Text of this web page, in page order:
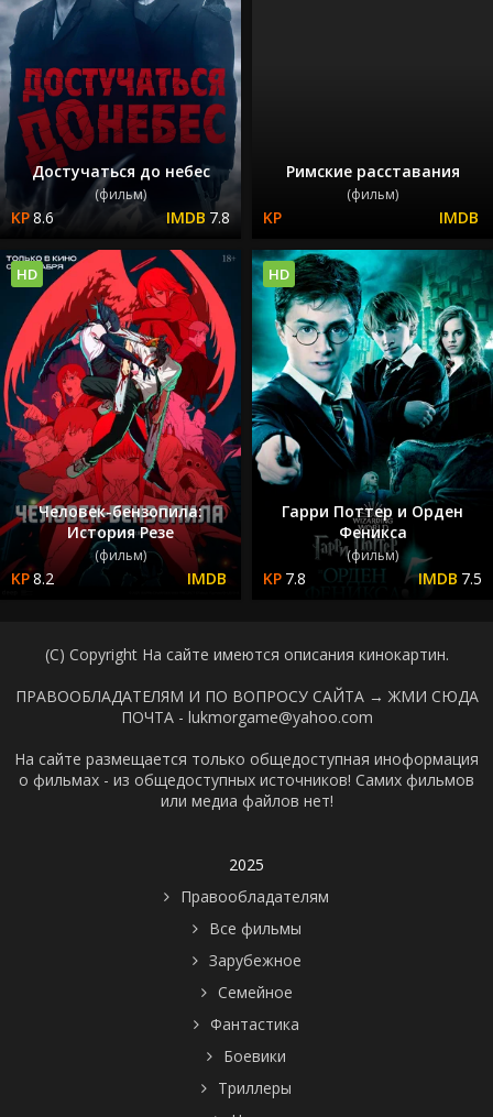
Достучаться до небес
(фильм)
8.6 7.8
Римские расставания
(фильм)
Человек-бензопила:
История Резе
(фильм)
8.2
HD
Гарри Поттер и Орден
Феникса
(фильм)
7.8 7.5
HD
(C) Copyright На сайте имеются описания кинокартин.
ПРАВООБЛАДАТЕЛЯМ И ПО ВОПРОСУ САЙТА → ЖМИ СЮДА
ПОЧТА - lukmorgame@yahoo.com
На сайте размещается только общедоступная иноформация
о фильмах - из общедоступных источников! Самих фильмов
или медиа файлов нет!
2025
Правообладателям
Все фильмы
Зарубежное
Семейное
Фантастика
Боевики
Триллеры